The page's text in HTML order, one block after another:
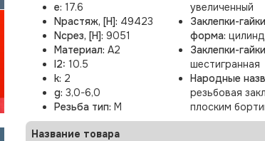
e: 17.6
Nрастяж, [Н]: 49423
Nсрез, [Н]: 9051
Материал: A2
l2: 10.5
k: 2
g: 3,0-6,0
Резьба тип: M
увеличенный
Заклепки-
форма:
Заклепки-
шестигранная
Народные
резьбовая
плоским
Название товара